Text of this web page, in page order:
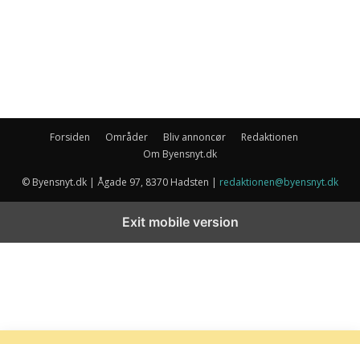
Forsiden Områder Bliv annoncør
Redaktionen
Om Byensnyt.dk
© Byensnyt.dk | Ågade 97, 8370 Hadsten | redaktionen@byensnyt.dk
Exit mobile version